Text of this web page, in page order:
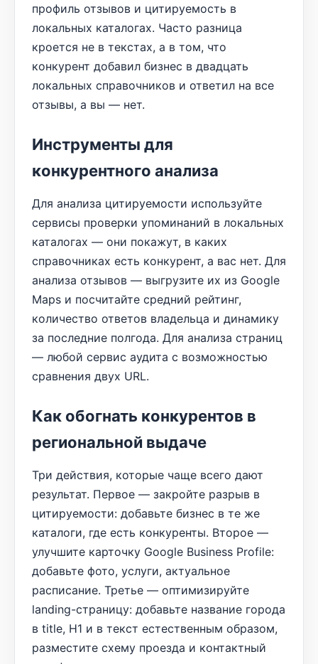
профиль отзывов и цитируемость в
локальных каталогах. Часто разница
кроется не в текстах, а в том, что
конкурент добавил бизнес в двадцать
локальных справочников и ответил на все
отзывы, а вы — нет.
Инструменты для
конкурентного анализа
Для анализа цитируемости используйте
сервисы проверки упоминаний в локальных
каталогах — они покажут, в каких
справочниках есть конкурент, а вас нет. Для
анализа отзывов — выгрузите их из Google
Maps и посчитайте средний рейтинг,
количество ответов владельца и динамику
за последние полгода. Для анализа страниц
— любой сервис аудита с возможностью
сравнения двух URL.
Как обогнать конкурентов в
региональной выдаче
Три действия, которые чаще всего дают
результат. Первое — закройте разрыв в
цитируемости: добавьте бизнес в те же
каталоги, где есть конкуренты. Второе —
улучшите карточку Google Business Profile:
добавьте фото, услуги, актуальное
расписание. Третье — оптимизируйте
landing-страницу: добавьте название города
в title, H1 и в текст естественным образом,
разместите схему проезда и контактный